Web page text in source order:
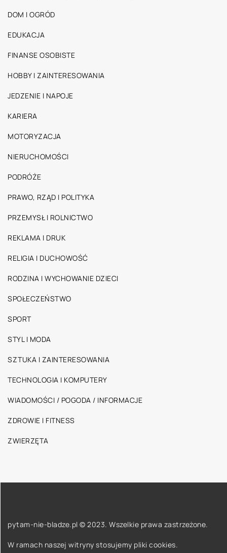
DOM I OGRÓD
EDUKACJA
FINANSE OSOBISTE
HOBBY I ZAINTERESOWANIA
JEDZENIE I NAPOJE
KARIERA
MOTORYZACJA
NIERUCHOMOŚCI
PODRÓŻE
PRAWO, RZĄD I POLITYKA
PRZEMYSŁ I ROLNICTWO
REKLAMA I DRUK
RELIGIA I DUCHOWOŚĆ
RODZINA I WYCHOWANIE DZIECI
SPOŁECZEŃSTWO
SPORT
STYL I MODA
SZTUKA I ZAINTERESOWANIA
TECHNOLOGIA I KOMPUTERY
WIADOMOŚCI / POGODA / INFORMACJE
ZDROWIE I FITNESS
ZWIERZĘTA
pytam-nie-bladze.pl © 2023. Wszelkie prawa zastrzeżone.
W ramach naszej witryny stosujemy pliki cookies.